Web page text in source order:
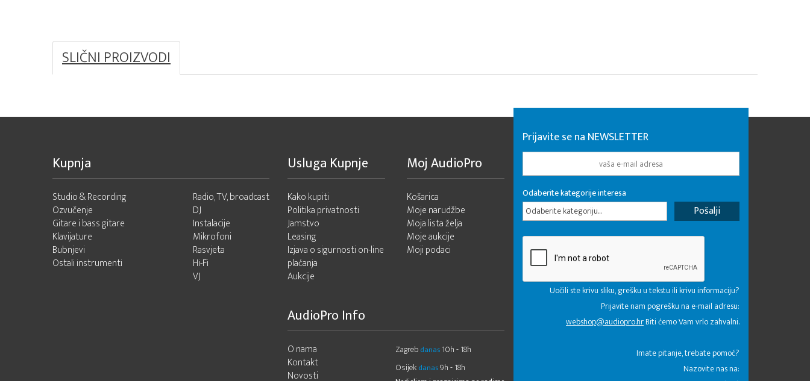
SLIČNI PROIZVODI
Kupnja
Studio & Recording
Ozvučenje
Gitare i bass gitare
Klavijature
Bubnjevi
Ostali instrumenti
Radio, TV, broadcast
DJ
Instalacije
Mikrofoni
Rasvjeta
Hi-Fi
VJ
Usluga Kupnje
Kako kupiti
Politika privatnosti
Jamstvo
Leasing
Izjava o sigurnosti on-line
plaćanja
Aukcije
Moj AudioPro
Košarica
Moje narudžbe
Moja lista želja
Moje aukcije
Moji podaci
AudioPro Info
O nama
Kontakt
Novosti
Zagreb danas 10h - 18h
Osijek danas9h - 18h
Prijavite se na NEWSLETTER
Odaberite kategorije interesa
Odaberite kategoriju...
Uočili ste krivu sliku, grešku u tekstu ili krivu informaciju?
Prijavite nam pogrešku na e-mail adresu:
webshop@audiopro.hrBiti ćemo Vam vrlo zahvalni.
​Imate pitanje, trebate pomoć?
Nazovite nas na: